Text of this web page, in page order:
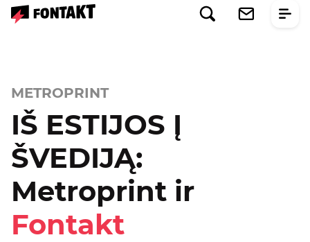
METROPRINT
IŠ ESTIJOS Į
ŠVEDIJĄ:
Metroprint ir
Fontakt